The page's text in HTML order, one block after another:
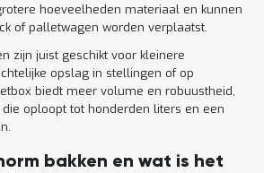
hoeveelheden materiaal en kunnen
of palletwagen worden verplaatst.
zijn juist geschikt voor kleinere
opslag in stellingen of op
biedt meer volume en robuustheid,
oploopt tot honderden liters en een
bakken en wat is het